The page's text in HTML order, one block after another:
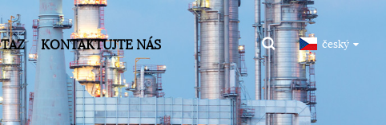
KONTAKTUJTE NÁS český